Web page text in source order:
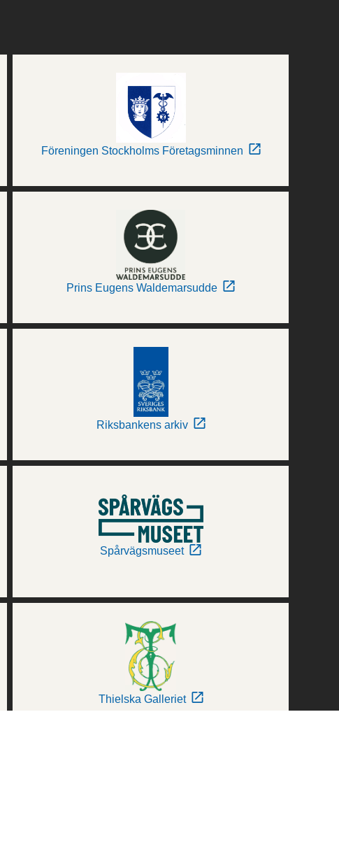
Föreningen Stockholms Företagsminnen
Prins Eugens Waldemarsudde
Riksbankens arkiv
Spårvägsmuseet
Thielska Galleriet